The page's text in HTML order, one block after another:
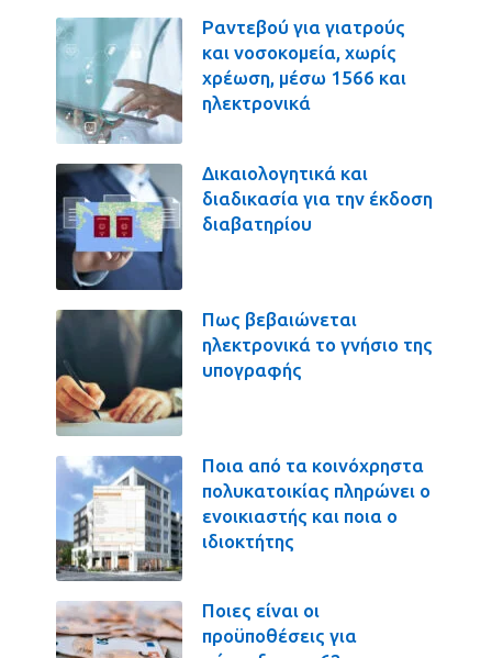
Ραντεβού για γιατρούς
και νοσοκομεία, χωρίς
χρέωση, μέσω 1566 και
ηλεκτρονικά
Δικαιολογητικά και
διαδικασία για την έκδοση
διαβατηρίου
Πως βεβαιώνεται
ηλεκτρονικά το γνήσιο της
υπογραφής
Ποια από τα κοινόχρηστα
πολυκατοικίας πληρώνει ο
ενοικιαστής και ποια ο
ιδιοκτήτης
Ποιες είναι οι
προϋποθέσεις για